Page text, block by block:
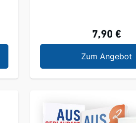
7,90 €
Zum Angebot